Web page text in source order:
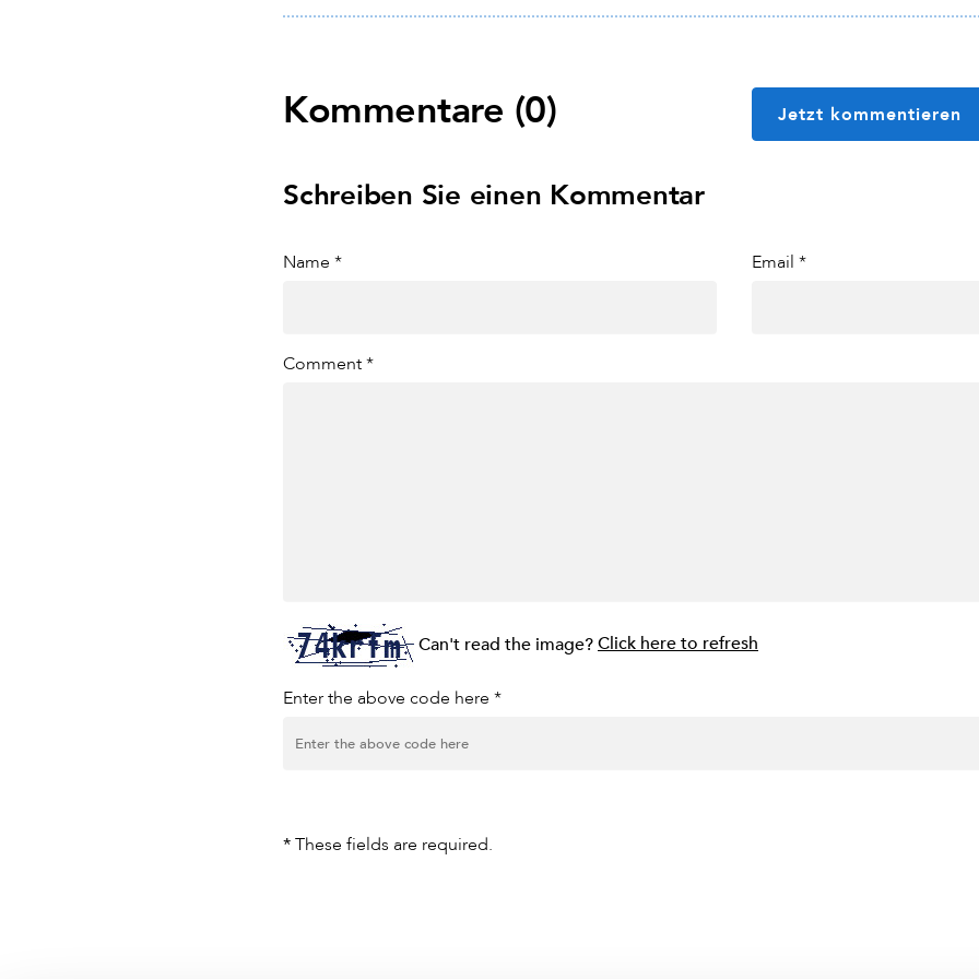
Kommentare (0) Jetzt kommentieren
Schreiben Sie einen Kommentar
Name * Email *
Comment *
Can't read the image?Click here to refresh
Enter the above code here *
* These fields are required.